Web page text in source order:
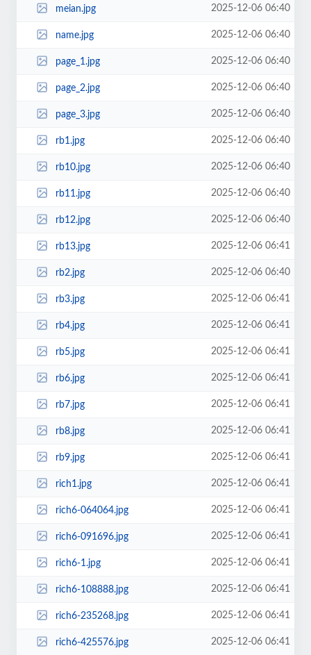
meian.jpg 2025-12-06 06:40
name.jpg 2025-12-06 06:40
page_1.jpg 2025-12-06 06:40
page_2.jpg 2025-12-06 06:40
page_3.jpg 2025-12-06 06:40
rb1.jpg 2025-12-06 06:40
rb10.jpg 2025-12-06 06:40
rb11.jpg 2025-12-06 06:40
rb12.jpg 2025-12-06 06:40
rb13.jpg 2025-12-06 06:41
rb2.jpg 2025-12-06 06:40
rb3.jpg 2025-12-06 06:41
rb4.jpg 2025-12-06 06:41
rb5.jpg 2025-12-06 06:41
rb6.jpg 2025-12-06 06:41
rb7.jpg 2025-12-06 06:41
rb8.jpg 2025-12-06 06:41
rb9.jpg 2025-12-06 06:41
rich1.jpg 2025-12-06 06:41
rich6-064064.jpg 2025-12-06 06:41
rich6-091696.jpg 2025-12-06 06:41
rich6-1.jpg 2025-12-06 06:41
rich6-108888.jpg 2025-12-06 06:41
rich6-235268.jpg 2025-12-06 06:41
rich6-425576.jpg 2025-12-06 06:41